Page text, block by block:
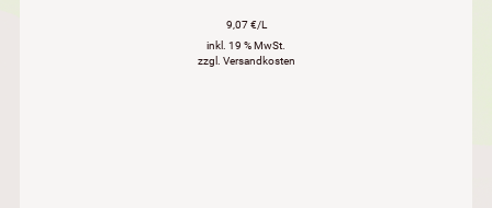
9,07 €/L
inkl. 19 % MwSt.
zzgl. Versandkosten